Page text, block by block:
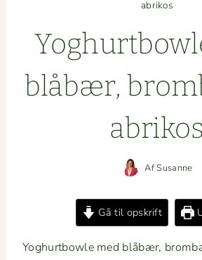
abrikos
blåbær,
abrikos
AfSusanne
Gå til opskrift
Yoghurt­bowle med blåbær,